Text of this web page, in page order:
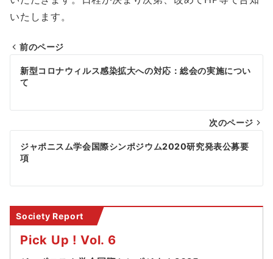
いたします。
投
稿
ビ
ゲ
シ
ョ
ン
前のページ
新型コロナウィルス感染拡大への対応：総会の実施につい
て
次のページ
ジャポニスム学会国際シンポジウム2020研究発表公募要
項
Society Report
Pick Up ! Vol. 6